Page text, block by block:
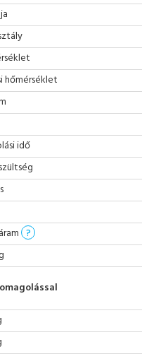
hőmérséklet
idő
?